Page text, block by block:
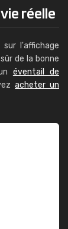
réelle
l'affichage
de la bonne
éventail de
acheter un